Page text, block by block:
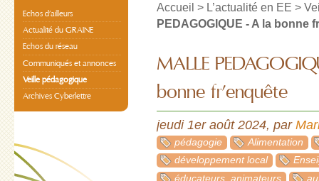
Accueil > L’actualité en EE >
PEDAGOGIQUE - A la bonne
MALLE
bonne fr’enquête
jeudi 1er août 2024, par
pédagogie
Alimentation
développement local
éducateurs, animateurs
Echos d’ailleurs
Actualité du GRAINE
Echos du réseau
Communiqués et annonces
Veille pédagogique
Archives Cyberlettre